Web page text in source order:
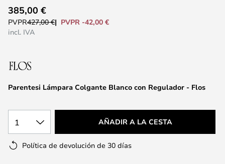
al
comienzo
galería
imágenes
Parentesi Lámpara Colgante Blanco con Regulador - Flos
385,00 €
PVPR427,00 €
PVPR -42,00 €
incl. IVA
1 AÑADIR A LA CESTA
Política de devolución de 30 días